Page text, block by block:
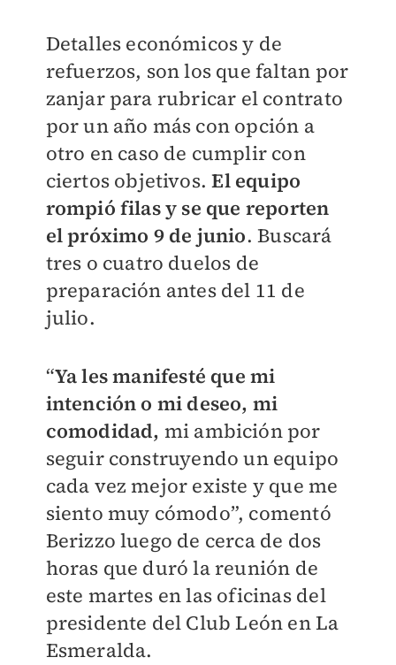
Detalles económicos y de
refuerzos, son los que faltan por
zanjar para rubricar el contrato
por un año más con opción a
otro en caso de cumplir con
ciertos objetivos.El equipo
rompió filas y se que reporten
el próximo 9 de junio. Buscará
tres o cuatro duelos de
preparación antes del 11 de
julio.
“Ya les manifesté que mi
intención o mi deseo, mi
comodidad, mi ambición por
seguir construyendo un equipo
cada vez mejor existe y que me
siento muy cómodo”, comentó
Berizzo luego de cerca de dos
horas que duró la reunión de
este martes en las oficinas del
presidente del Club León en La
Esmeralda.